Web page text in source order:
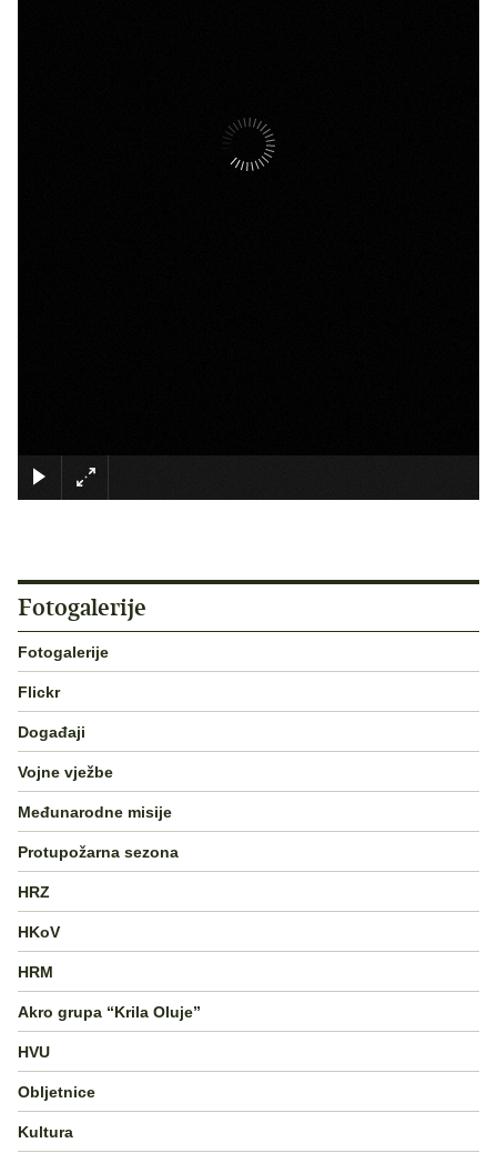
Fotogalerije
Fotogalerije
Flickr
Događaji
Vojne vježbe
Međunarodne misije
Protupožarna sezona
HRZ
HKoV
HRM
Akro grupa “Krila Oluje”
HVU
Obljetnice
Kultura